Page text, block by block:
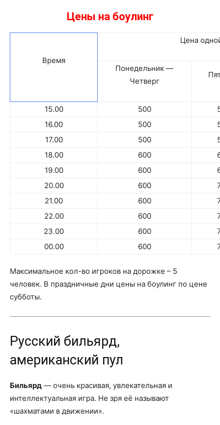
Цены на боулинг
Время
Цена
Понедельник —
Четверг
15.00 500
16.00
500
17.00
500
18.00
600
19.00
600
20.00
600
21.00
600
22.00
600
23.00
600
00.00
600
Максимальное кол-во игроков на дорожке – 5
человек. В праздничные дни цены на боулинг по цене
субботы.
Русский бильярд,
американский пул
Бильярд — очень красивая, увлекательная и
интеллектуальная игра. Не зря её называют
«шахматами в движении».